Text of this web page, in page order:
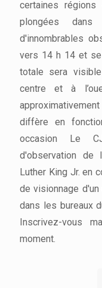
certaines
plongées
d'innombrables
vers 14 h 14 et se
totale sera
centre et à
diffère en
occasion Le
d'observation de
Luther King Jr. en
de visionnage
dans les bureaux
Inscrivez-vous
moment.